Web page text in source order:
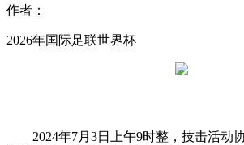
作者：
2026年国际足联世界杯
2024年7月3日上午9时整，技击活动